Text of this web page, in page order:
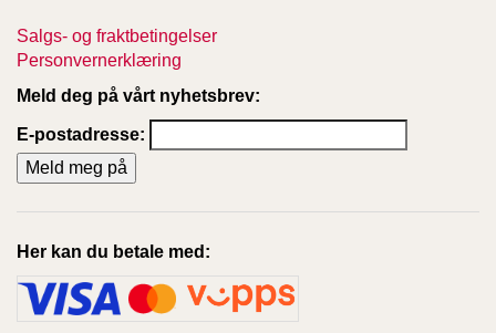
Salgs- og fraktbetingelser
Personvernerklæring
Meld deg på vårt nyhetsbrev:
E-postadresse:
Her kan du betale med: